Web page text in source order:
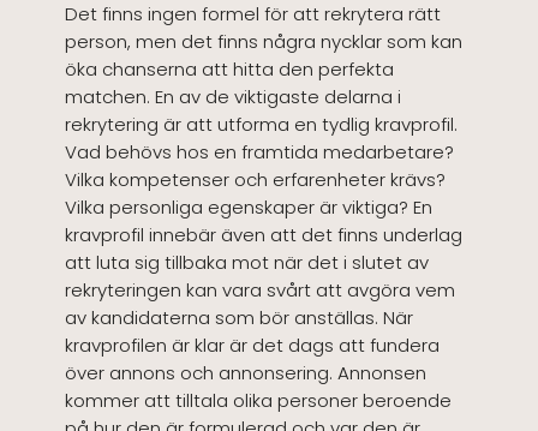
Det finns ingen formel för att rekrytera rätt
person, men det finns några nycklar som kan
öka chanserna att hitta den perfekta
matchen. En av de viktigaste delarna i
rekrytering är att utforma en tydlig kravprofil.
Vad behövs hos en framtida medarbetare?
Vilka kompetenser och erfarenheter krävs?
Vilka personliga egenskaper är viktiga? En
kravprofil innebär även att det finns underlag
att luta sig tillbaka mot när det i slutet av
rekryteringen kan vara svårt att avgöra vem
av kandidaterna som bör anställas. När
kravprofilen är klar är det dags att fundera
över annons och annonsering. Annonsen
kommer att tilltala olika personer beroende